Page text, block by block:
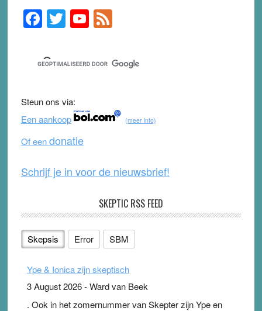
lont
in
Primary
Sidebar
F
a
c
e
b
o
o
k
T
wi
tt
er
Y
o
u
T
b
e
F
e
d
Steun ons via:
Een aankoop
(meer info)
Of eendonatie
Schrijf je in voor de nieuwsbrief!
SKEPTIC RSS FEED
Skepsis Error SBM
Ype & Ionica zijn skeptisch
3 August 2026-Ward van Beek
. Ook in het zomernummer van Skepter zijn Ype en